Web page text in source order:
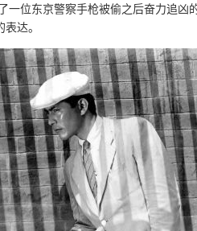
一位东京警察手枪被偷之后奋力追
达。